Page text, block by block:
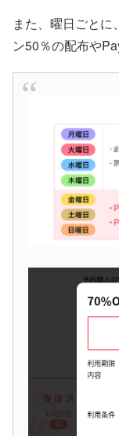
また、曜日ごと
ン50％の配布や